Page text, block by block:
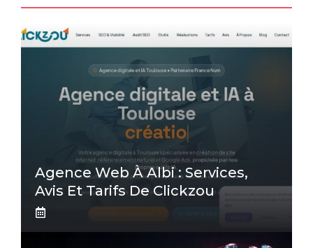
Agence Web À Albi : Services,
Avis Et Tarifs De Clickzou